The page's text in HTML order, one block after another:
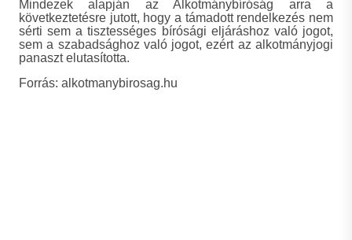
Mindezek alapján az Alkotmánybíróság arra a
következtetésre jutott, hogy a támadott rendelkezés nem
sérti sem a tisztességes bírósági eljáráshoz való jogot,
sem a szabadsághoz való jogot, ezért az alkotmányjogi
panaszt elutasította.
Forrás: alkotmanybirosag.hu